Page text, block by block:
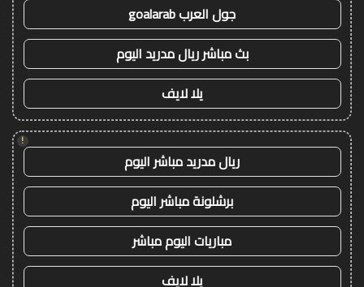
جول العرب goalarab
بث مباشر ريال مدريد اليوم
يلا لايف
!
ريال مدريد مباشر اليوم
برشلونة مباشر اليوم
مباريات اليوم مباشر
يلا لايف